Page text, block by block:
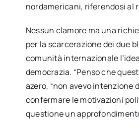
nordamericani, riferendosi al
Nessun clamore ma una
per la scarcerazione dei due
comunità internazionale
democrazia. “Penso che
azero, “non avevo intenzione
confermare le motivazioni
questione un